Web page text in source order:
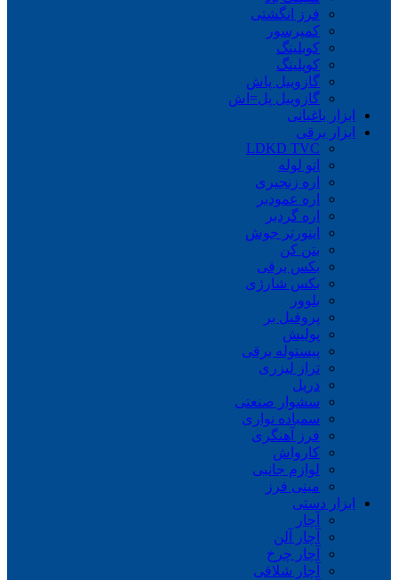
فرز انگشتی
کمپرسور
کوبلینگ
کوپلینگ
گازوییل پاش
گازوییل پل=اش
ابزار باغبانی
ابزار برقی
LDKD TVC
اتو لوله
اره زنجیری
اره عمودبر
اره گردبر
اینورتر جوش
بتن کن
بکس برقی
بکس شارژی
بلوور
پروفیل بر
پولیش
پیستوله برقی
تراز لیزری
دریل
سشوار صنعتی
سمباده نواری
فرز آهنگری
کارواش
لوازم جانبی
مینی فرز
ابزار دستی
آچار
آچار آلن
آچار چرخ
آچار شلاقی